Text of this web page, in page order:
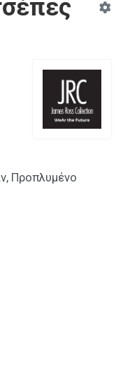
Προπλυμένο